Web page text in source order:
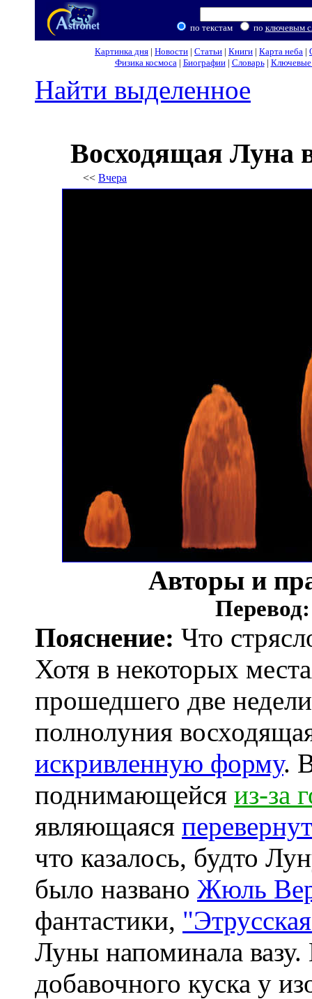
по текстам по ключевым
Картинка дня | Новости | Статьи | Книги | Карта неба |
Физика космоса| Биографии| Словарь| Ключевые
Найти выделенное
Восходящая Луна
<< Вчера
Авторы и
Перевод:
Пояснение: Что
Хотя в некоторых
прошедшего две
полнолуния
искривленную форму.
поднимающейся из-за
являющаяся
что казалось, будто
было названо Жюль
фантастики,
Луны напоминала вазу.
добавочного куска у